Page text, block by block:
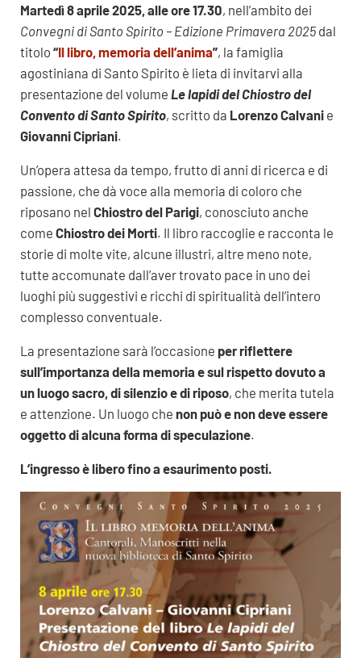
Martedì 8 aprile 2025, alle ore 17.30, nell’ambito dei
Convegni di Santo Spirito – Edizione Primavera 2025dal
titolo “Il libro, memoria dell’anima”, la famiglia
agostiniana di Santo Spirito è lieta di invitarvi alla
presentazione del volume Le lapidi del Chiostro del
Convento di Santo Spirito, scritto da Lorenzo Calvanie
Giovanni Cipriani.
Un’opera attesa da tempo, frutto di anni di ricerca e di
passione, che dà voce alla memoria di coloro che
riposano nel Chiostro del Parigi, conosciuto anche
come Chiostro dei Morti. Il libro raccoglie e racconta le
storie di molte vite, alcune illustri, altre meno note,
tutte accomunate dall’aver trovato pace in uno dei
luoghi più suggestivi e ricchi di spiritualità dell’intero
complesso conventuale.
La presentazione sarà l’occasione per riflettere
sull’importanza della memoria e sul rispetto dovuto a
un luogo sacro, di silenzio e di riposo, che merita tutela
e attenzione. Un luogo che non può e non deve essere
oggetto di alcuna forma di speculazione.
L’ingresso è libero fino a esaurimento posti.